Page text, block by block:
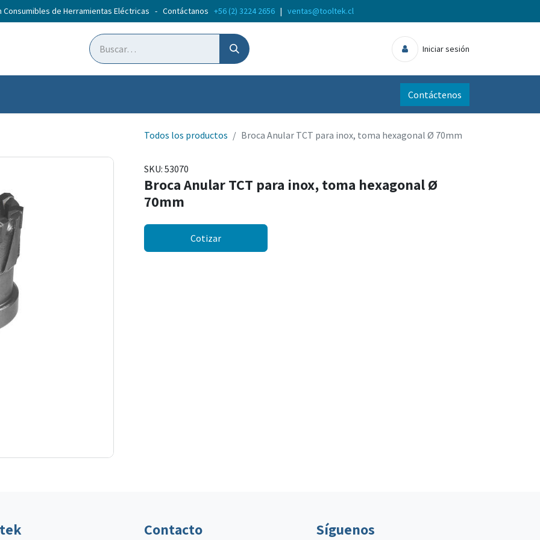
Consumibles de Herramientas Eléctricas - Contáctanos +56 (2) 3224 2656 | ventas@tooltek.cl
Iniciar sesión
Contáctenos
Todos los productos Broca Anular TCT para inox, toma hexagonal Ø 70mm
SKU: 53070
Broca Anular TCT para inox, toma hexagonal Ø
70mm
Cotizar
Contacto Síguenos